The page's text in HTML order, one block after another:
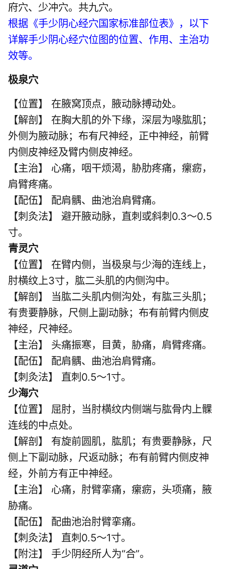
府穴、 少冲穴。共九穴。
根据《手少阴心经穴国家标准部位表》，以下
详解手少阴心经穴位图的位置、作用、主治功
效等。
极泉穴
【位置】 在腋窝顶点，腋动脉搏动处。
【解剖】 在胸大肌的外下缘，深层为喙肱肌；
外侧为腋动脉；布有尺神经，正中神经，前臂
内侧皮神经及臂内侧皮神经。
【主治】 心痛，咽干烦渴，胁肋疼痛，瘰疬，
肩臂疼痛。
【配伍】 配肩髃、曲池治肩臂痛。
【刺灸法】 避开腋动脉，直刺或斜刺0.3～0.5
寸。
青灵穴
【位置】 在臂内侧，当极泉与少海的连线上，
肘横纹上3寸，肱二头肌的内侧沟中。
【解剖】 当肱二头肌内侧沟处，有肱三头肌；
有贵要静脉，尺侧上副动脉；布有前臂内侧皮
神经，尺神经。
【主治】 头痛振寒，目黄，胁痛，肩臂疼痛。
【配伍】 配肩髃、曲池治肩臂痛。
【刺灸法】 直刺0.5～1寸。
少海穴
【位置】 屈肘，当肘横纹内侧端与肱骨内上髁
连线的中点处。
【解剖】 有旋前圆肌，肱肌；有贵要静脉，尺
侧上下副动脉，尺返动脉；布有前臂内侧皮神
经，外前方有正中神经。
【主治】 心痛，肘臂挛痛，瘰疬，头项痛，腋
胁痛。
【配伍】 配曲池治肘臂挛痛。
【刺灸法】 直刺0.5～1寸。
【附注】 手少阴经所人为“合”。